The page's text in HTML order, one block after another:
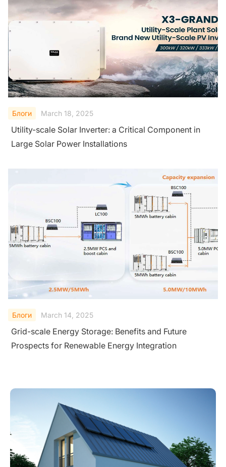
Блоги March 18, 2025
Utility-scale Solar Inverter: a Critical Component in
Large Solar Power Installations
Блоги March 14, 2025
Grid-scale Energy Storage: Benefits and Future
Prospects for Renewable Energy Integration